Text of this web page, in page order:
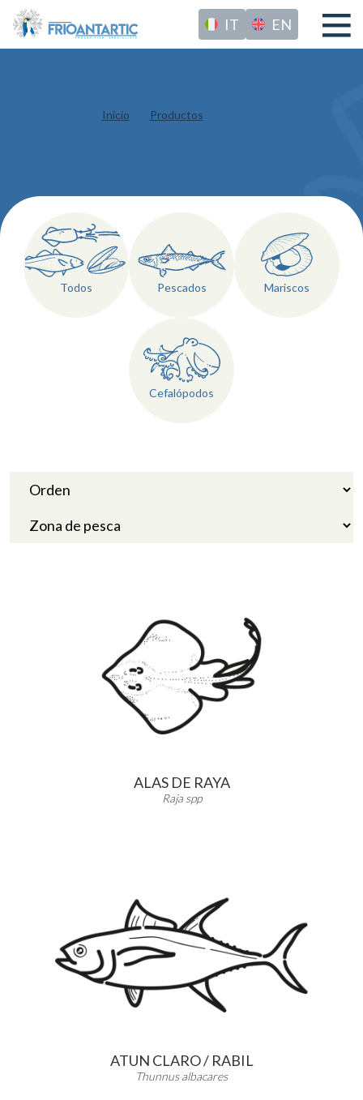
IT EN
Inicio Productos
Todos Pescados Mariscos
Cefalópodos
ALAS DE RAYA
Raja spp
ATUN CLARO / RABIL
Thunnus albacares